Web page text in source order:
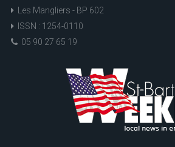
Les Mangliers - BP 602
ISSN : 1254-0110
05 90 27 65 19